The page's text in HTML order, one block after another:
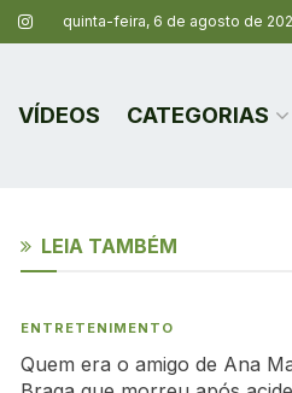
quinta-feira, 6 de agosto de
VÍDEOS CATEGORIAS
LEIA TAMBÉM
ENTRETENIMENTO
Quem era o amigo de Ana